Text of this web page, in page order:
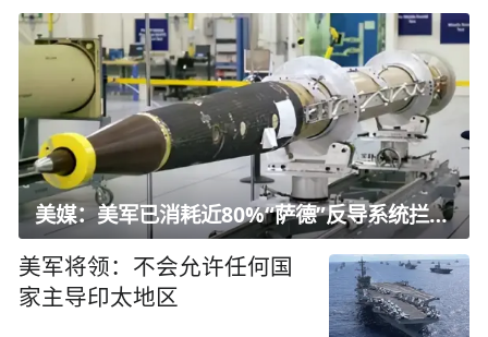
美媒：美军已消耗近80%“萨德”反导系统拦截弹
美军将领：不会允许任何国
家主导印太地区